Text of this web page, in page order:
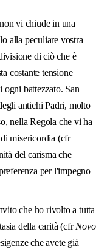
vi chiude in una
alla peculiare vostra
di ciò che è
costante tensione
ogni battezzato. San
antichi Padri, molto
nella Regola che vi ha
misericordia (cfr
del carisma che
per l'impegno
che ho rivolto a tutta
della carità (cfrNovo
che avete già